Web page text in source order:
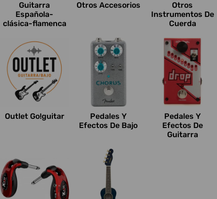
Guitarra
Española-
clásica-flamenca
Otros Accesorios
Otros
Instrumentos De
Cuerda
Outlet Go!guitar
Pedales Y
Efectos De Bajo
Pedales Y
Efectos De
Guitarra